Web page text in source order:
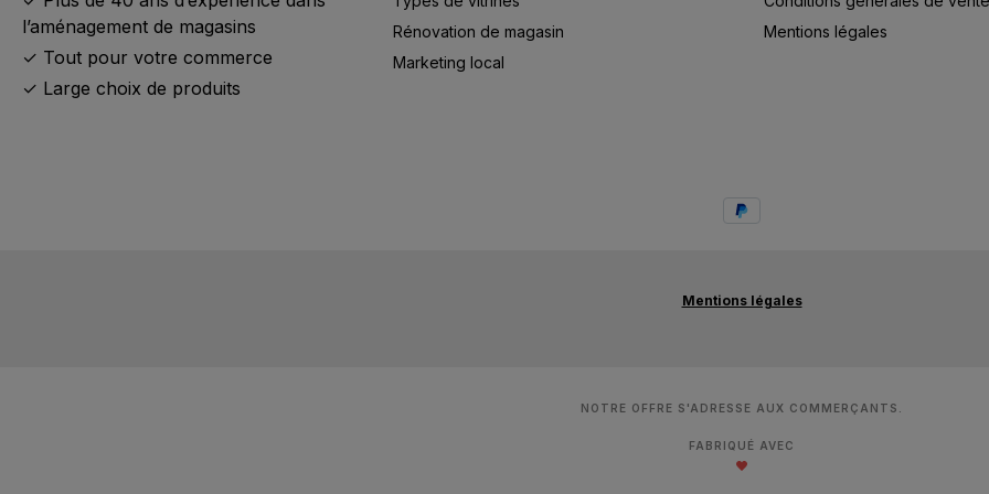
l’aménagement de magasins
✓ Tout pour votre commerce
✓ Large choix de produits
Rénovation de magasin
Marketing local
Mentions légales
Mentions légales
NOTRE OFFRE S'ADRESSE AUX COMMERÇANTS.
FABRIQUÉ AVEC